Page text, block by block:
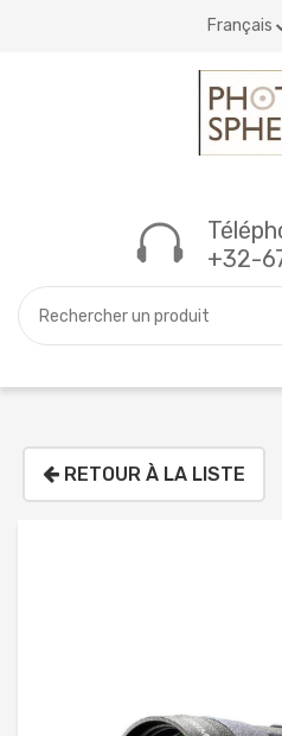
Français
+32-
RETOUR À LA LISTE